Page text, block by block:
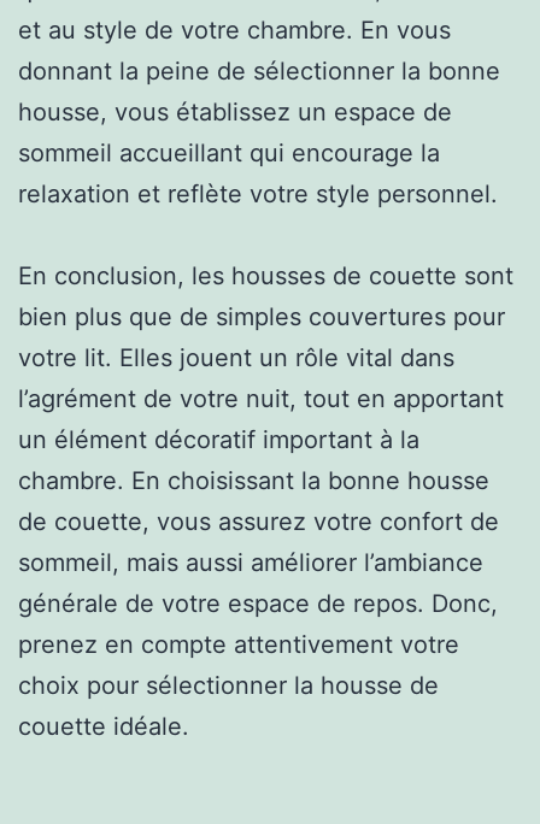
et au style de votre chambre. En vous
donnant la peine de sélectionner la bonne
housse, vous établissez un espace de
sommeil accueillant qui encourage la
relaxation et reflète votre style personnel.
En conclusion, les housses de couette sont
bien plus que de simples couvertures pour
votre lit. Elles jouent un rôle vital dans
l’agrément de votre nuit, tout en apportant
un élément décoratif important à la
chambre. En choisissant la bonne housse
de couette, vous assurez votre confort de
sommeil, mais aussi améliorer l’ambiance
générale de votre espace de repos. Donc,
prenez en compte attentivement votre
choix pour sélectionner la housse de
couette idéale.